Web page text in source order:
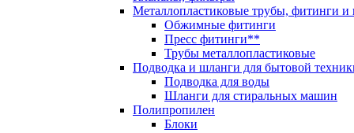
Металлопластиковые трубы, фитинги
Обжимные фитинги
Пресс фитинги**
Трубы металлопластиковые
Подводка и шланги для бытовой
Подводка для воды
Шланги для стиральных машин
Полипропилен
Блоки